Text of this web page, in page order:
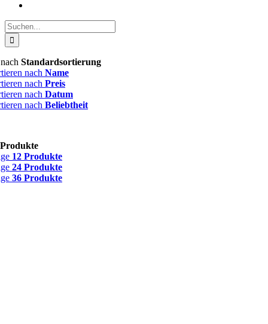
Suche
nach:
Standardsortierung
nach Name
nach Preis
nach Datum
nach Beliebtheit
12 Produkte
24 Produkte
36 Produkte